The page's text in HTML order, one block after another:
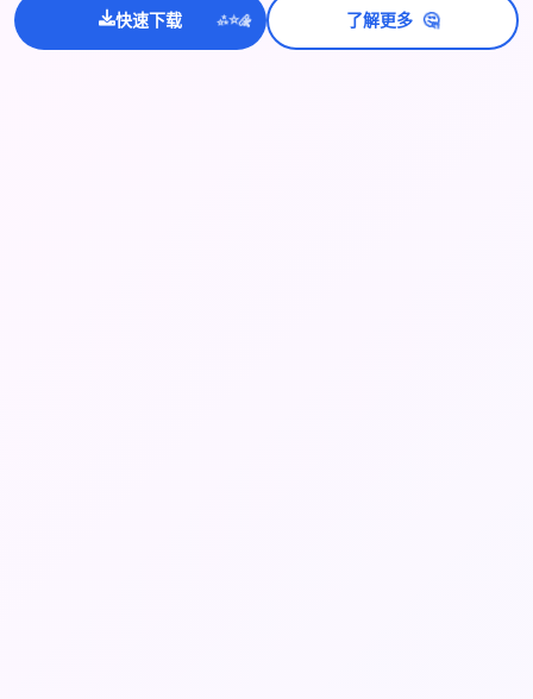
快速下载 ✨⭐💫 了解更多 🤔